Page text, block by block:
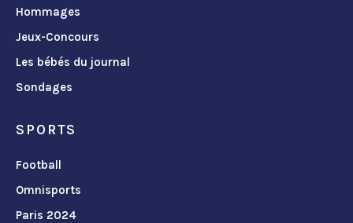
Hommages
Jeux-Concours
Les bébés du journal
Sondages
SPORTS
Football
Omnisports
Paris 2024